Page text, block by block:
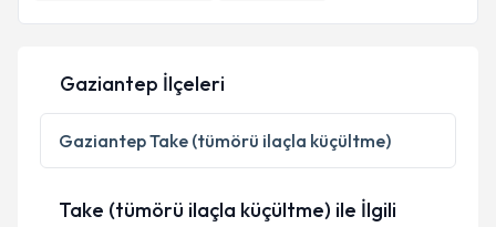
Gaziantep İlçeleri
GaziantepTake (tümörü ilaçla küçültme)
Take (tümörü ilaçla küçültme) ile İlgili